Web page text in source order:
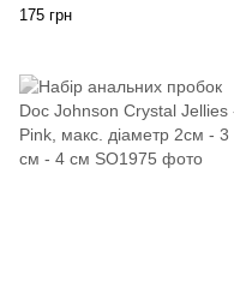
For Men з феромонами
175 грн